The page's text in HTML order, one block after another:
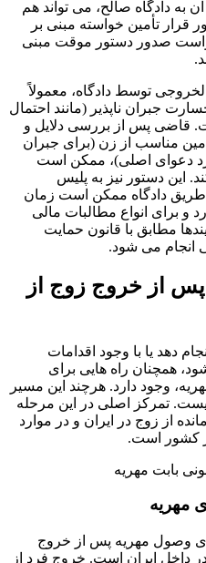
به دادگاه صالح، می تواند هم
تأمین خواسته مبنی بر
صدور دستور موقت مبنی
توسط دادگاه، معمولاً
جبران ناپذیر (مانند احتمال
قاضی پس از بررسی دلایل و
مناسب از زن (برای جبران
دعوای اصلی)، ممکن است
این دستور نیز به پلیس
طریق دادگاه ممکن است زمان
و برای انواع مطالبات مالی
مطابق با قانون حمایت
انجام می شود.
پس از خروج زوج از
دهد یا با وجود اقدامات
همچنان راه هایی برای
وجود دارد. هرچند این مسیر
تمرکز اصلی در این مرحله
از زوج در ایران و در موارد
کشور است.
مهریه
وصول مهریه پس از خروج
داخل ایران است. خروج فرد از